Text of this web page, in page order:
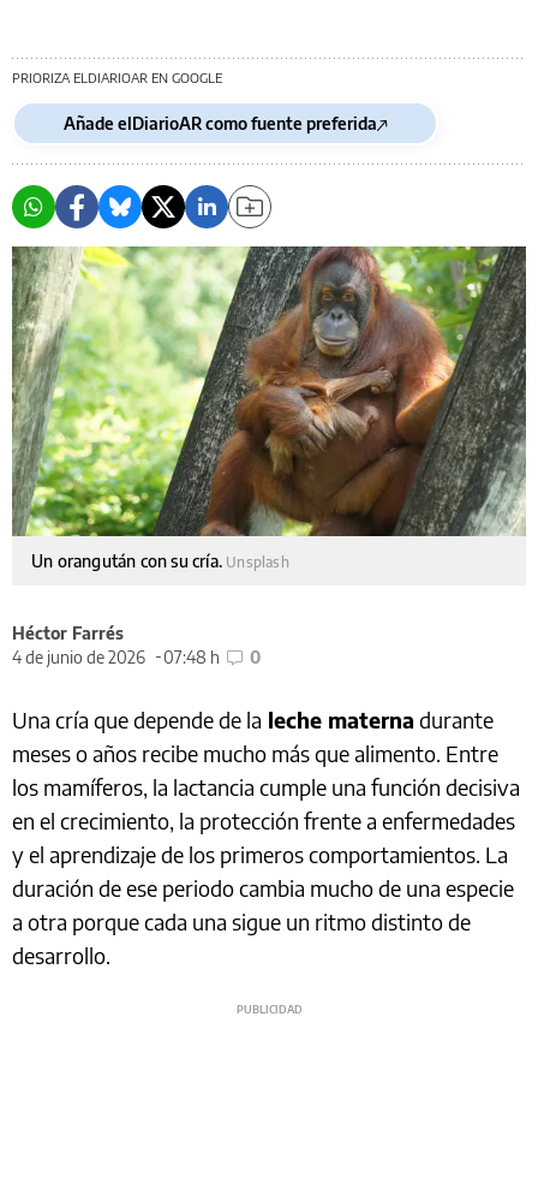
PRIORIZA ELDIARIOAR EN GOOGLE
Añade elDiarioAR como fuente preferida
Un orangután con su cría. Unsplash
Héctor Farrés
4 de junio de 2026
07:48 h 0
Una cría que depende de la leche materna durante
meses o años recibe mucho más que alimento. Entre
los mamíferos, la lactancia cumple una función decisiva
en el crecimiento, la protección frente a enfermedades
y el aprendizaje de los primeros comportamientos. La
duración de ese periodo cambia mucho de una especie
a otra porque cada una sigue un ritmo distinto de
desarrollo.